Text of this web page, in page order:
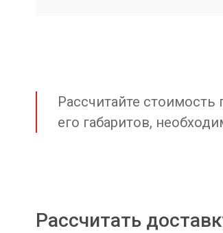
Рассчитайте стоимость
его габаритов,
Рассчитать